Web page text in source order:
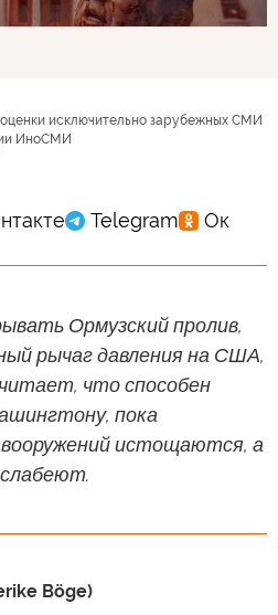
исключительно зарубежных СМИ
ИноСМИ
Ормузский пролив,
рычаг давления на США,
что способен
пока
вооружений истощаются, а
Böge)